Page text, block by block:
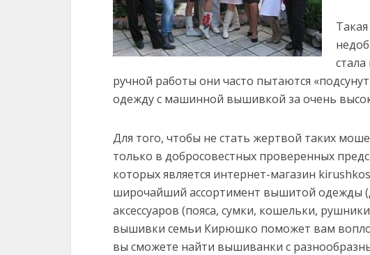
ручной работы они часто пытаются
одежду с машинной вышивкой за очень
Для того, чтобы не стать жертвой таких
только в добросовестных проверенных
которых является интернет-магазин
широчайший ассортимент вышитой одежды
аксессуаров (пояса, сумки, кошельки,
вышивки семьи Кирюшко поможет вам
вы сможете найти вышиванки с